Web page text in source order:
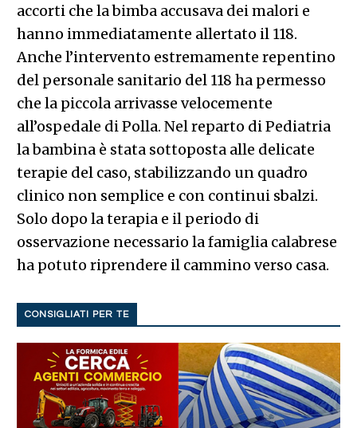
accorti che la bimba accusava dei malori e
hanno immediatamente allertato il 118.
Anche l’intervento estremamente repentino
del personale sanitario del 118 ha permesso
che la piccola arrivasse velocemente
all’ospedale di Polla. Nel reparto di Pediatria
la bambina è stata sottoposta alle delicate
terapie del caso, stabilizzando un quadro
clinico non semplice e con continui sbalzi.
Solo dopo la terapia e il periodo di
osservazione necessario la famiglia calabrese
ha potuto riprendere il cammino verso casa.
CONSIGLIATI PER TE